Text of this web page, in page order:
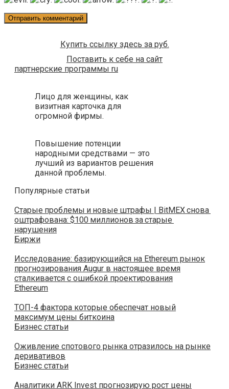
Купить ссылку здесь за руб.
Поставить к себе на сайт
партнерские программы ru
Лицо для женщины, как
визитная карточка для
огромной фирмы.
Повышение потенции
народными средствами — это
лучший из вариантов решения
данной проблемы.
Популярные статьи
Старые проблемы и новые штрафы | BitMEX снова
оштрафована: $100 миллионов за старые
нарушения
Биржи
Исследование: базирующийся на Ethereum рынок
прогнозирования Augur в настоящее время
сталкивается с ошибкой проектирования
Ethereum
ТОП-4 фактора которые обеспечат новый
максимум цены биткоина
Бизнес статьи
Оживление спотового рынка отразилось на рынке
деривативов
Бизнес статьи
Аналитики АRK Invest прогнозирую рост цены